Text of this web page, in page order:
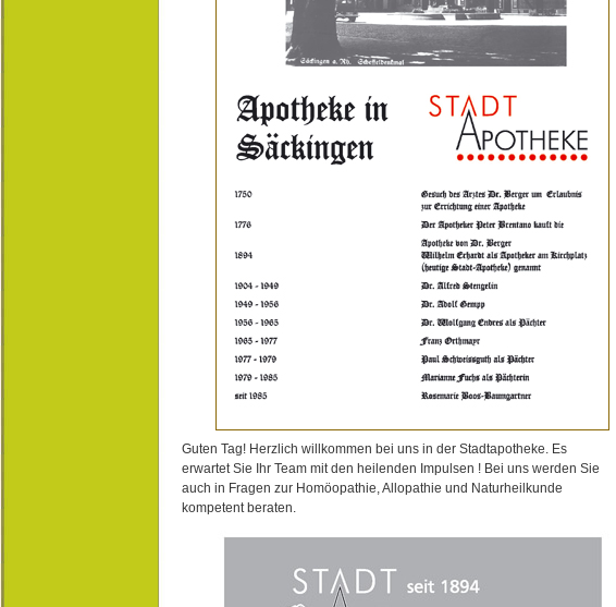
Guten Tag! Herzlich willkommen bei uns in der Stadtapotheke. Es
erwartet Sie Ihr Team mit den heilenden Impulsen ! Bei uns werden Sie
auch in Fragen zur Homöopathie, Allopathie und Naturheilkunde
kompetent beraten.